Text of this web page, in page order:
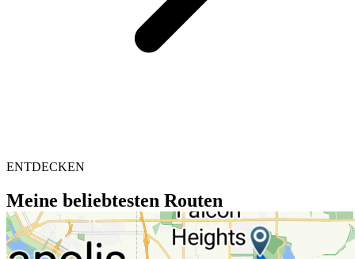
ENTDECKEN
Meine beliebtesten Routen